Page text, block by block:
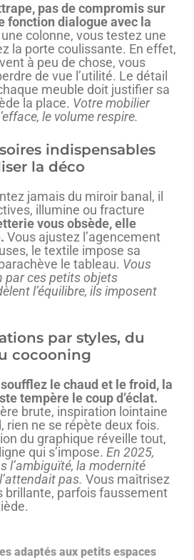
pas de compromis sur
fonction dialogue avec la
colonne, vous testez une
la porte coulissante. En effet,
à peu de chose, vous
de vue l’utilité. Le détail
meuble doit justifier sa
la place. Votre mobilier
le volume respire.
indispensables
la déco
jamais du miroir banal, il
illumine ou fracture
vous obsède, elle
Vous ajustez l’agencement
le textile impose sa
le tableau. Vous
par ces petits objets
l’équilibre, ils imposent
par styles, du
cocooning
le chaud et le froid, la
tempère le coup d’éclat.
brute, inspiration lointaine
rien ne se répète deux fois.
du graphique réveille tout,
qui s’impose. En 2025,
l’ambiguïté, la modernité
pas. Vous maîtrisez
brillante, parfois faussement
adaptés aux petits espaces